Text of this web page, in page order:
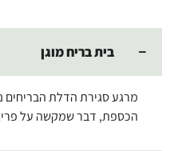
בית בריח מוגן
מרגע סגירת הדלת הבריחים
הכספת, דבר שמקשה על